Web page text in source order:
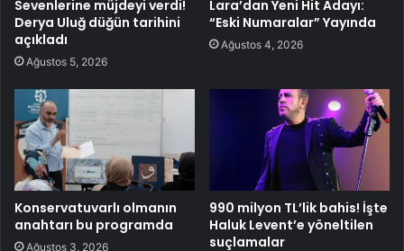
Sevenlerine müjdeyi verdi!
Derya Uluğ düğün tarihini
açıkladı
Ağustos 5, 2026
Lara’dan Yeni Hit Adayı:
“Eski Numaralar” Yayında
Ağustos 4, 2026
Konservatuvarlı olmanın
anahtarı bu programda
Ağustos 3, 2026
990 milyon TL’lik bahis! İşte
Haluk Levent’e yöneltilen
suçlamalar